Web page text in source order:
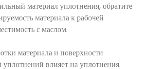
материал уплотнения, обратите
материала к рабочей
с маслом.
материала и поверхности
влияет на уплотнения.